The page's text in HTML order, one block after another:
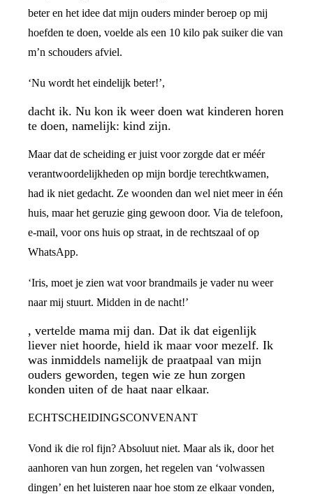
beter en het idee dat mijn ouders minder beroep op mij
hoefden te doen, voelde als een 10 kilo pak suiker die van
m’n schouders afviel.
‘Nu wordt het eindelijk beter!’,
dacht ik. Nu kon ik weer doen wat kinderen horen
te doen, namelijk: kind zijn.
Maar dat de scheiding er juist voor zorgde dat er méér
verantwoordelijkheden op mijn bordje terechtkwamen,
had ik niet gedacht. Ze woonden dan wel niet meer in één
huis, maar het geruzie ging gewoon door. Via de telefoon,
e-mail, voor ons huis op straat, in de rechtszaal of op
WhatsApp.
‘Iris, moet je zien wat voor brandmails je vader nu weer
naar mij stuurt. Midden in de nacht!’
, vertelde mama mij dan. Dat ik dat eigenlijk
liever niet hoorde, hield ik maar voor mezelf. Ik
was inmiddels namelijk de praatpaal van mijn
ouders geworden, tegen wie ze hun zorgen
konden uiten of de haat naar elkaar.
ECHTSCHEIDINGSCONVENANT
Vond ik die rol fijn? Absoluut niet. Maar als ik, door het
aanhoren van hun zorgen, het regelen van ‘volwassen
dingen’ en het luisteren naar hoe stom ze elkaar vonden,